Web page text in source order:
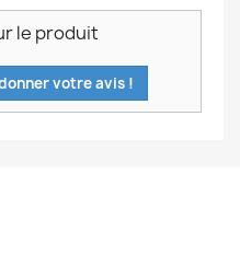
le produit
votre avis !